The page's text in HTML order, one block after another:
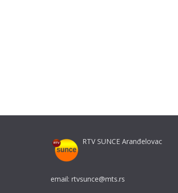
RTV SUNCE Aranđelovac
email: rtvsunce@mts.rs